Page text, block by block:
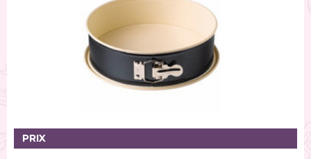
Chalumeaux (1)
Moules (391)
Douilles (76)
Poches à douille et bouteilles (62)
Spatules / ustensiles (90)
Pinces (6)
Rouleaux (18)
PRIX